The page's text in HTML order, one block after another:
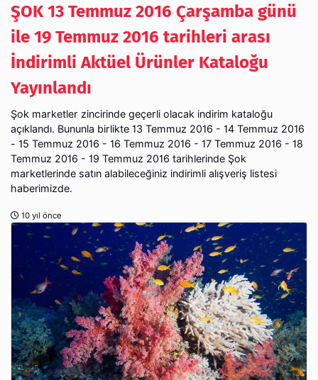
ŞOK 13 Temmuz 2016 Çarşamba günü
ile 19 Temmuz 2016 tarihleri arası
İndirimli Aktüel Ürünler Kataloğu
Yayınlandı
Şok marketler zincirinde geçerli olacak indirim kataloğu
açıklandı. Bununla birlikte 13 Temmuz 2016 - 14 Temmuz 2016
- 15 Temmuz 2016 - 16 Temmuz 2016 - 17 Temmuz 2016 - 18
Temmuz 2016 - 19 Temmuz 2016 tarihlerinde Şok
marketlerinde satın alabileceğiniz indirimli alışveriş listesi
haberimizde.
10 yıl önce